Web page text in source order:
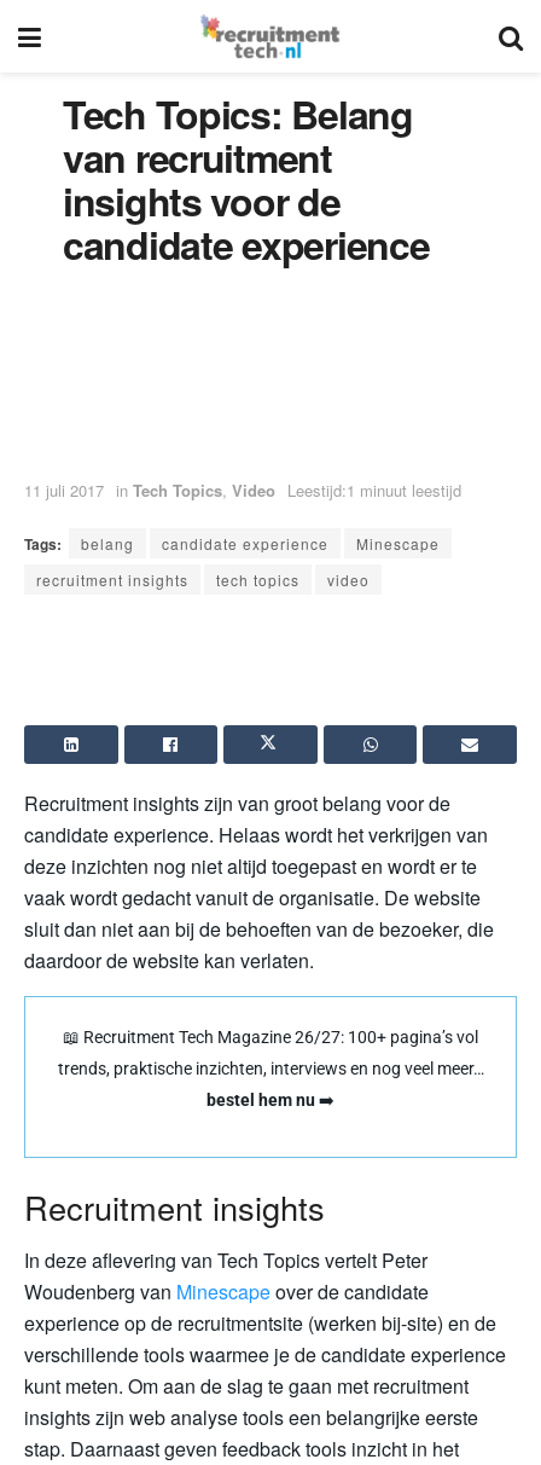
Tech Topics: Belang
van recruitment
insights voor de
candidate experience
11 juli 2017 in Tech Topics, Video Leestijd:1 minuut leestijd
Tags: belang candidate experience
Minescape
recruitment insights
tech topics video
Recruitment insights zijn van groot belang voor de
candidate experience. Helaas wordt het verkrijgen van
deze inzichten nog niet altijd toegepast en wordt er te
vaak wordt gedacht vanuit de organisatie. De website
sluit dan niet aan bij de behoeften van de bezoeker, die
daardoor de website kan verlaten.
📖 Recruitment Tech Magazine 26/27: 100+ pagina’s vol
trends, praktische inzichten, interviews en nog veel meer…
bestel hem nu➡️
Recruitment insights
In deze aflevering van Tech Topics vertelt Peter
Woudenberg van Minescapeover de candidate
experience op de recruitmentsite (werken bij-site) en de
verschillende tools waarmee je de candidate experience
kunt meten. Om aan de slag te gaan met recruitment
insights zijn web analyse tools een belangrijke eerste
stap. Daarnaast geven feedback tools inzicht in het